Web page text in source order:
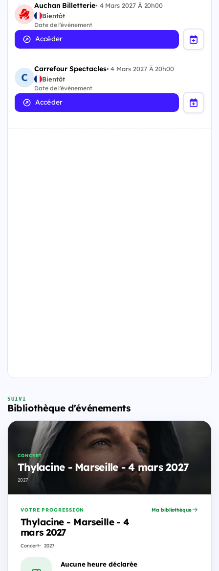
Auchan Billetterie• 4 Mars 2027 À 20h00
Bientôt
Date de l'évènement
Accéder
Carrefour Spectacles•4 Mars 2027 À 20h00
Bientôt
Date de l'évènement
Accéder
SUIVI
Bibliothèque d'événements
CONCERT
Thylacine - Marseille - 4 mars 2027
2027
VOTRE PROGRESSION
Thylacine - Marseille - 4
mars 2027
Concert 2027
Ma bibliothèque
Aucune heure déclarée